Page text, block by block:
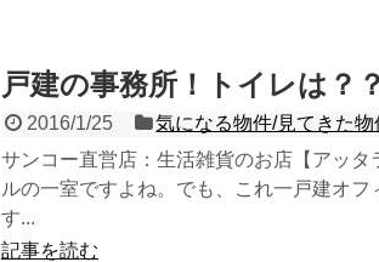
戸建の事務所！トイレは？？
2016/1/25 気になる物件/見てきた
サンコー直営店：生活雑貨のお店【アッ
ルの一室ですよね。でも、これ一戸建オ
す...
記事を読む